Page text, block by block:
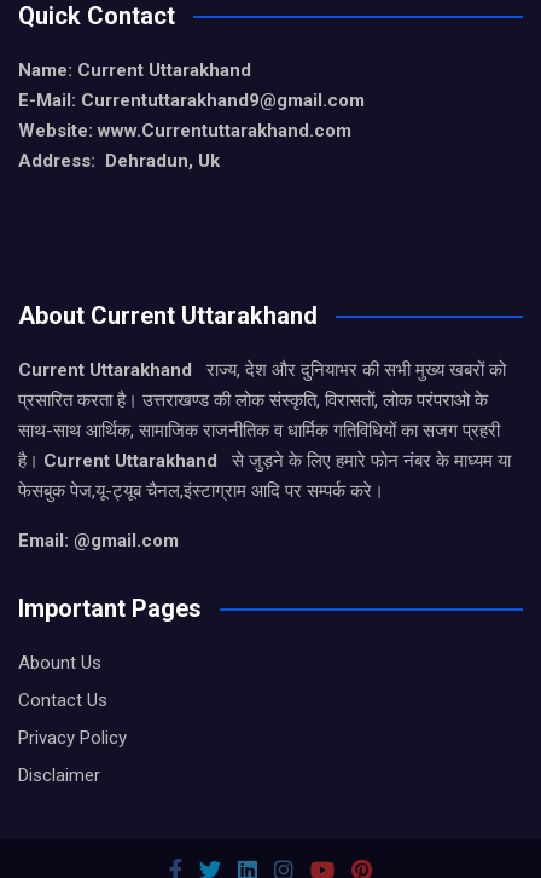
Quick Contact
Name: Current Uttarakhand
E-Mail: Currentuttarakhand9@gmail.com
Website: www.Currentuttarakhand.com
Address: Dehradun, Uk
About Current Uttarakhand
Current Uttarakhand
राज्य, देश और दुनियाभर की सभी मुख्य खबरों को
प्रसारित करता है। उत्तराखण्ड की लोक संस्कृति, विरासतों, लोक परंपराओ के
साथ-साथ आर्थिक, सामाजिक राजनीतिक व धार्मिक गतिविधियों का सजग प्रहरी
है। Current Uttarakhand
से जुड़ने के लिए हमारे फोन नंबर के माध्यम या
फेसबुक पेज,यू-ट्यूब चैनल,इंस्टाग्राम आदि पर सम्पर्क करे।
Email: @gmail.com
Important Pages
Abount Us
Contact Us
Privacy Policy
Disclaimer